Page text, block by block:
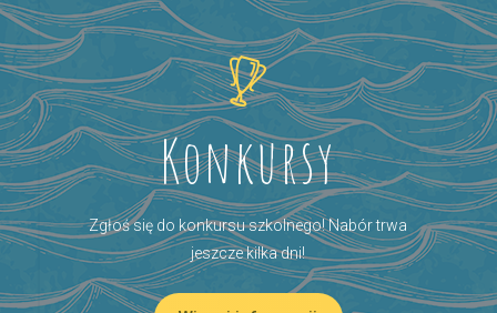
Konkursy
Zgłoś się do konkursu szkolnego! Nabór trwa
jeszcze kilka dni!